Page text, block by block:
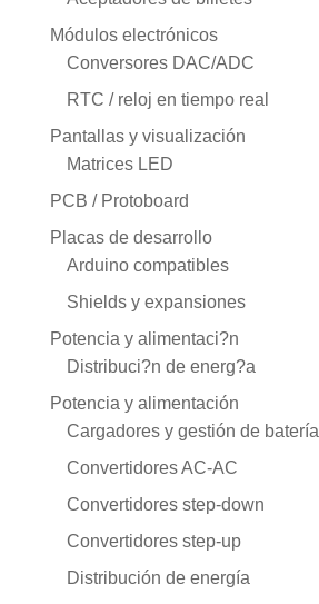
Módulos electrónicos
Conversores DAC/ADC
RTC / reloj en tiempo real
Pantallas y visualización
Matrices LED
PCB / Protoboard
Placas de desarrollo
Arduino compatibles
Shields y expansiones
Potencia y alimentaci?n
Distribuci?n de energ?a
Potencia y alimentación
Cargadores y gestión de batería
Convertidores AC-AC
Convertidores step-down
Convertidores step-up
Distribución de energía